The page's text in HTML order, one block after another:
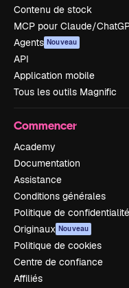
Contenu de stock
MCP pour Claude/
Agents Nouveau
API
Application mobile
Tous les outils Magnific
Commencer
Academy
Documentation
Assistance
Conditions générales
Politique de confidentialité
Originaux Nouveau
Politique de cookies
Centre de confiance
Affiliés